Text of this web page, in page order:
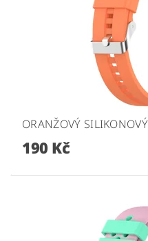
ORANŽOVÝ
190 Kč